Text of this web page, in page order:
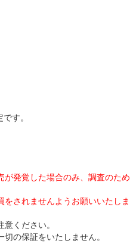
す。
が発覚した場合のみ、調査のため
されませんようお願いいたしま
ください。
の保証をいたしません。